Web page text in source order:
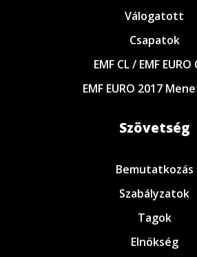
Válogatott
Csapatok
EMF CL / EMF EURO
EMF EURO 2017
Szövetség
Bemutatkozás
Szabályzatok
Tagok
Elnökség